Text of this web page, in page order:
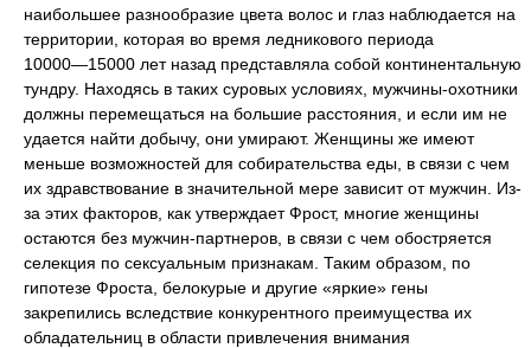
наибольшее разнообразие цвета волос и глаз наблюдается на
территории, которая во время ледникового периода
10000—15000 летназад представляла собой континентальную
тундру. Находясь в таких суровых условиях, мужчины-охотники
должны перемещаться на большие расстояния, и если им не
удается найти добычу, они умирают. Женщины же имеют
меньше возможностей для собирательства еды, в связи с чем
их здравствование в значительной мере зависит от мужчин. Из-
за этих факторов, как утверждает Фрост, многие женщины
остаются без мужчин-партнеров, в связи с чем обостряется
селекция по сексуальным признакам. Таким образом, по
гипотезе Фроста, белокурые и другие «яркие» гены
закрепились вследствие конкурентного преимущества их
обладательниц в области привлечения внимания